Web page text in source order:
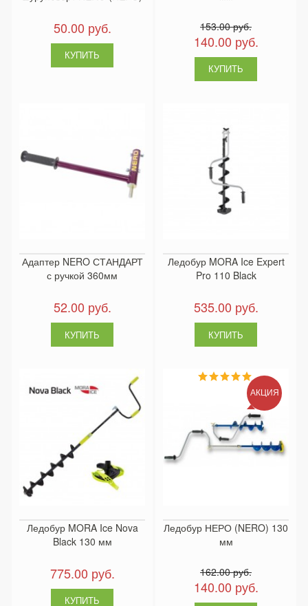
50.00 руб. 153.00 руб.
140.00 руб.
Адаптер NERO СТАНДАРТ
с ручкой 360мм
52.00 руб.
Ледобур MORA Ice Expert
Pro 110 Black
535.00 руб.
Ледобур MORA Ice Nova
Black 130 мм
775.00 руб.
АКЦИЯ
Ледобур НЕРО (NERO) 130
мм
162.00 руб.
140.00 руб.